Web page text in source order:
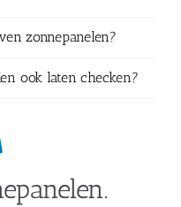
zonnepanelen?
ook laten checken?